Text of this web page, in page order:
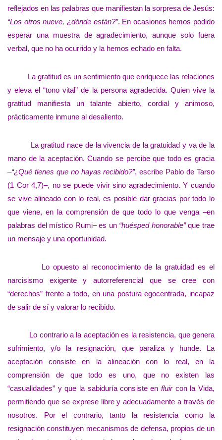
reflejados en las palabras que manifiestan la sorpresa de Jesús:
“Los otros nueve, ¿dónde están?”. En ocasiones hemos podido
esperar una muestra de agradecimiento, aunque solo fuera
verbal, que no ha ocurrido y la hemos echado en falta.
La gratitud es un sentimiento que enriquece las relaciones
y eleva el “tono vital” de la persona agradecida. Quien vive la
gratitud manifiesta un talante abierto, cordial y animoso,
prácticamente inmune al desaliento.
La gratitud nace de la vivencia de la gratuidad y va de la
mano de la aceptación. Cuando se percibe que todo es gracia
–“¿Qué tienes que no hayas recibido?”, escribe Pablo de Tarso
(1 Cor 4,7)–, no se puede vivir sino agradecimiento. Y cuando
se vive alineado con lo real, es posible dar gracias por todo lo
que viene, en la comprensión de que todo lo que venga –en
palabras del místico Rumi– es un “huésped honorable”que trae
un mensaje y una oportunidad.
Lo opuesto al reconocimiento de la gratuidad es el
narcisismo exigente y autorreferencial que se cree con
“derechos” frente a todo, en una postura egocentrada, incapaz
de salir de sí y valorar lo recibido.
Lo contrario a la aceptación es la resistencia, que genera
sufrimiento, y/o la resignación, que paraliza y hunde. La
aceptación consiste en la alineación con lo real, en la
comprensión de que todo es uno, que no existen las
“casualidades” y que la sabiduría consiste en fluir con la Vida,
permitiendo que se exprese libre y adecuadamente a través de
nosotros. Por el contrario, tanto la resistencia como la
resignación constituyen mecanismos de defensa, propios de un